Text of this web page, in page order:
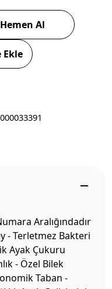
Hemen Al
Ekle
Aralığındadır
- Terletmez Bakteri
Ayak Çukuru
- Özel Bilek
Taban -